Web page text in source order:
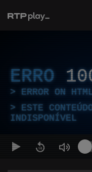
ERRO
ERROR ON
ESTE
INDISPONÍVEL